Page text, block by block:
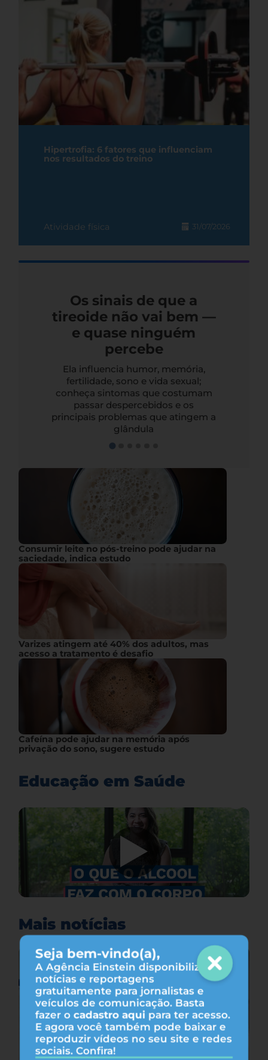
Seja bem-vindo(a),
A Agência Einstein disponibiliza
notícias e reportagens
gratuitamente para jornalistas e
veículos de comunicação. Basta
fazer o cadastro aqui para ter acesso.
E agora você também pode baixar e
reproduzir vídeos no seu site e redes
sociais. Confira!
Hipertrofia: 6 fatores que influenciam
nos resultados do treino
Atividade física 31/07/2026
Os sinais de que a
tireoide não vai bem —
e quase ninguém
percebe
Ela influencia humor, memória,
fertilidade, sono e vida sexual;
conheça sintomas que costumam
passar despercebidos e os
principais problemas que atingem a
glândula
Consumir leite no pós-treino pode ajudar na
saciedade, indica estudo
Varizes atingem até 40% dos adultos, mas
acesso a tratamento é desafio
Cafeína pode ajudar na memória após
privação do sono, sugere estudo
Educação em Saúde
Mais notícias